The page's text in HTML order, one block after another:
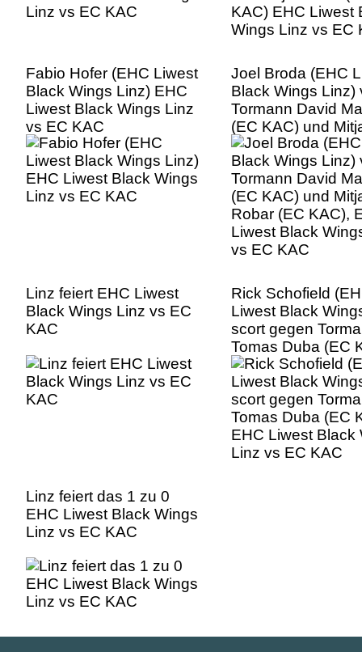
Fabio Hofer (EHC Liwest
Black Wings Linz) EHC
Liwest Black Wings Linz
vs EC KAC
Joel Broda (EHC
Black Wings Linz)
Tormann David
(EC KAC) und
Robar (EC KAC),
Liwest Black
vs EC KAC
Linz feiert EHC Liwest
Black Wings Linz vs EC
KAC
Rick Schofield
Liwest Black
scort gegen
Tomas Duba (EC
EHC Liwest Black
Linz vs EC KAC
Linz feiert das 1 zu 0
EHC Liwest Black Wings
Linz vs EC KAC